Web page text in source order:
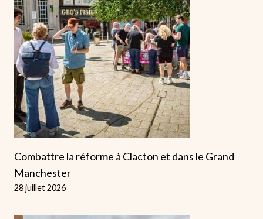
Combattre la réforme à Clacton et dans le Grand
Manchester
28 juillet 2026